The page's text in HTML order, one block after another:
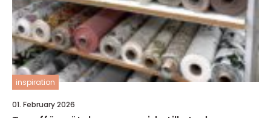
inspiration
01. February 2026